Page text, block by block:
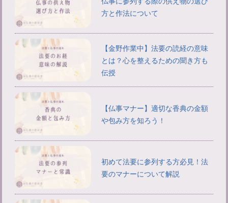
方と作法について
【金野作業中】法要の読経の意味
とは？心を整えるための聞き方も
伝授
【仏事マナー】適切な香典の金額
や包み方を知ろう！
初めて法要に参列する方必見！法
要のマナーについて解説